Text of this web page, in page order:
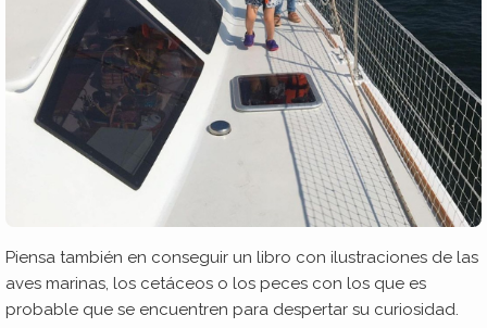
Piensa también en conseguir un libro con ilustraciones de las
aves marinas, los cetáceos o los peces con los que es
probable que se encuentren para despertar su curiosidad.